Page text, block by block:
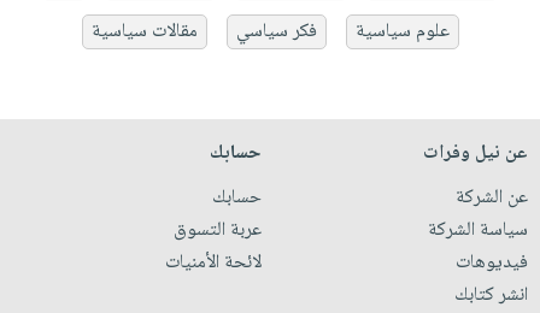
علوم سياسية
فكر سياسي مقالات سياسية
عن نيل وفرات
عن الشركة
سياسة الشركة
فيديوهات
انشر كتابك
حسابك
حسابك
عربة التسوق
لائحة الأمنيات